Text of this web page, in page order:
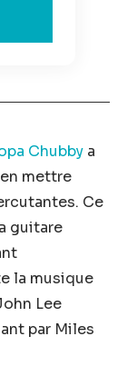
Chubby a
mettre
Ce
guitare
la musique
Lee
par Miles